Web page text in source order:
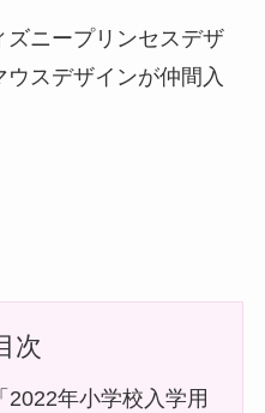
ニープリンセスデザ
スデザインが仲間入
次
2022年小学校入学用